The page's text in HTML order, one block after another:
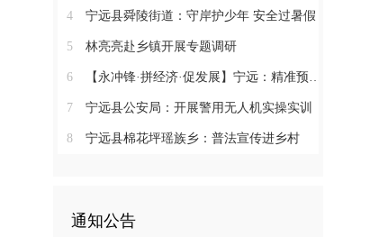
4 宁远县舜陵街道：守岸护少年 安全过暑假
5 林亮亮赴乡镇开展专题调研
6 【永冲锋·拼经济·促发展】宁远：精准预约少跑路 阳光收烟暖农心
7 宁远县公安局：开展警用无人机实操实训
8 宁远县棉花坪瑶族乡：普法宣传进乡村
通知公告